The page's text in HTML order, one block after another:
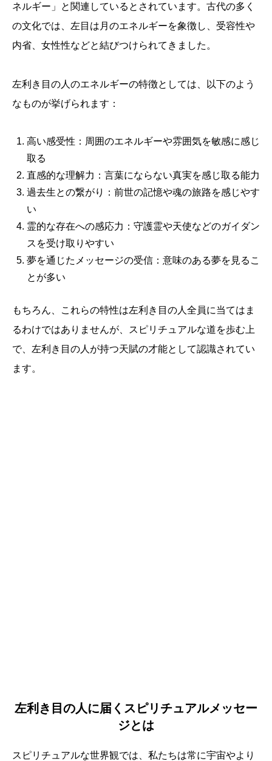
ネルギー」と関連しているとされています。古代の多く
の文化では、左目は月のエネルギーを象徴し、受容性や
内省、女性性などと結びつけられてきました。
左利き目の人のエネルギーの特徴としては、以下のよう
なものが挙げられます：
高い感受性：周囲のエネルギーや雰囲気を敏感に感じ
取る
直感的な理解力：言葉にならない真実を感じ取る能力
過去生との繋がり：前世の記憶や魂の旅路を感じやす
い
霊的な存在への感応力：守護霊や天使などのガイダン
スを受け取りやすい
夢を通じたメッセージの受信：意味のある夢を見るこ
とが多い
もちろん、これらの特性は左利き目の人全員に当てはま
るわけではありませんが、スピリチュアルな道を歩む上
で、左利き目の人が持つ天賦の才能として認識されてい
ます。
左利き目の人に届くスピリチュアルメッセー
ジとは
スピリチュアルな世界観では、私たちは常に宇宙やより